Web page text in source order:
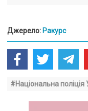
Джерело: Ракурс
#Національна поліція